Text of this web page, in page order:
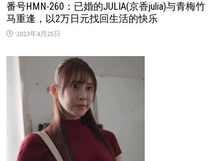
番号HMN-260：已婚的JULIA(京香julia)与青梅竹
马重逢，以2万日元找回生活的快乐
2023年4月25日